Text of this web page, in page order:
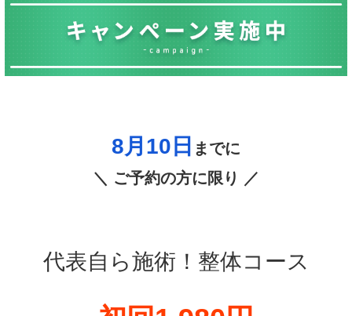
8月10日 までに
＼ ご予約の方に限り ／
代表自ら施術！整体コース